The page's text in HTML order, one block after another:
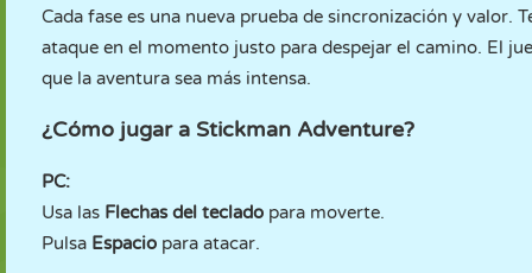
Cada fase es una nueva prueba de sincronización y
ataque en el momento justo para despejar el camino. El
que la aventura sea más intensa.
¿Cómo jugar a Stickman Adventure?
PC:
Usa las Flechas del teclado para moverte.
Pulsa Espacio para atacar.